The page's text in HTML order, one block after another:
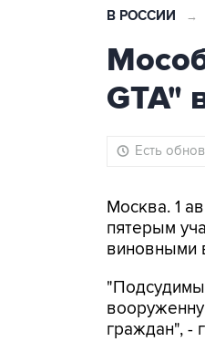
В РОССИИ →
GTA"
Есть
Москва. 1
пятерым
виновными
граждан", -